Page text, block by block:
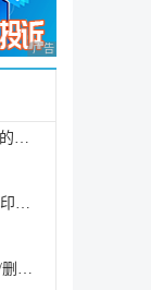
广告 商业广告，理性
asp.net中Null在从数据库读取的时候的一点点小技巧
.NET使用报表工具FastReport实现打印功能
在程序中使用Cookie集合(定义/新建/删除)及案例讲解